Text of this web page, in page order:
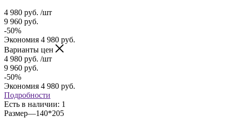
4 980 руб. /шт
9 960 руб.
-50%
Экономия 4 980 руб.
Варианты цен
4 980 руб. /шт
9 960 руб.
-50%
Экономия 4 980 руб.
Подробности
Есть в наличии: 1
Размер—140*205